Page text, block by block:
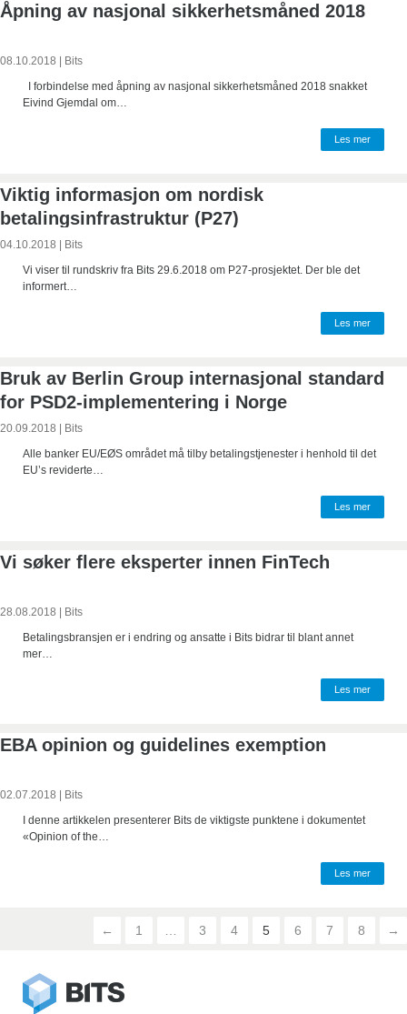
Åpning av nasjonal sikkerhetsmåned 2018
08.10.2018
Bits
I forbindelse med åpning av nasjonal sikkerhetsmåned 2018 snakket
Eivind Gjemdal om…
Les mer
Viktig informasjon om nordisk
betalingsinfrastruktur (P27)
04.10.2018
Bits
Vi viser til rundskriv fra Bits 29.6.2018 om P27-prosjektet. Der ble det
informert…
Les mer
Bruk av Berlin Group internasjonal standard
for PSD2-implementering i Norge
20.09.2018
Bits
Alle banker EU/EØS området må tilby betalingstjenester i henhold til det
EU’s reviderte…
Les mer
Vi søker flere eksperter innen FinTech
28.08.2018 | Bits
Betalingsbransjen er i endring og ansatte i Bits bidrar til blant annet
mer…
Les mer
EBA opinion og guidelines exemption
02.07.2018
Bits
I denne artikkelen presenterer Bits de viktigste punktene i dokumentet
«Opinion of the…
Les mer
← 1 3 4 5 6 7 8 →